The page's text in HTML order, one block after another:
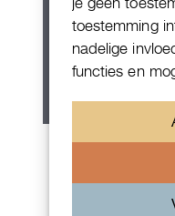
toestemming
nadelige
functies en
Patek